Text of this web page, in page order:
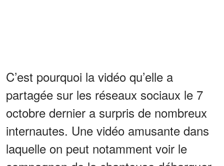
C’est pourquoi la vidéo qu’elle a
partagée sur les réseaux sociaux le 7
octobre dernier a surpris de nombreux
internautes. Une vidéo amusante dans
laquelle on peut notamment voir le